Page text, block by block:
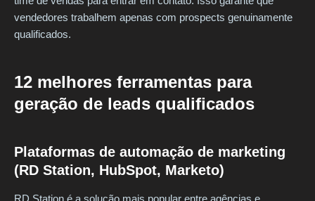
vendedores trabalhem apenas com prospects genuinamente
qualificados.
12 melhores ferramentas para
geração de leads qualificados
Plataformas de automação de marketing
(RD Station, HubSpot, Marketo)
RD Station é a solução mais popular entre agências e